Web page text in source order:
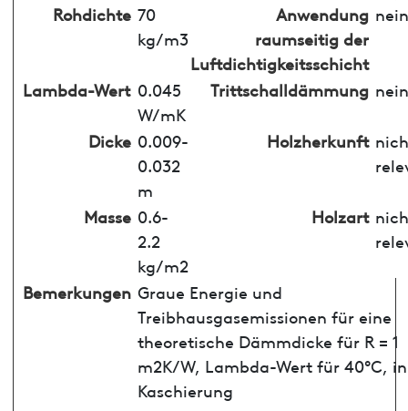
Rohdichte 70
kg/m3
Anwendung
raumseitig der
Luftdichtigkeitsschicht
nein
Lambda-Wert 0.045
W/mK
Trittschalldämmung nein
Dicke 0.009-
0.032
m
Holzherkunft
Masse 0.6-
2.2
kg/m2
Holzart
Bemerkungen Graue Energie und
Treibhausgasemissionen für eine
theoretische Dämmdicke für R = 1
m2K/W, Lambda-Wert für 40°C,
Kaschierung